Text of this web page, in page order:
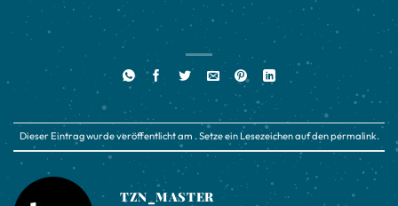
Dieser Eintrag wurde veröffentlicht am . Setze ein Lesezeichen auf denpermalink.
TZN_MASTER